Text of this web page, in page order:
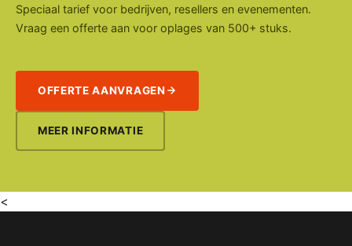
Speciaal tarief voor bedrijven, resellers en evenementen.
Vraag een offerte aan voor oplages van 500+ stuks.
OFFERTE AANVRAGEN
MEER INFORMATIE
<